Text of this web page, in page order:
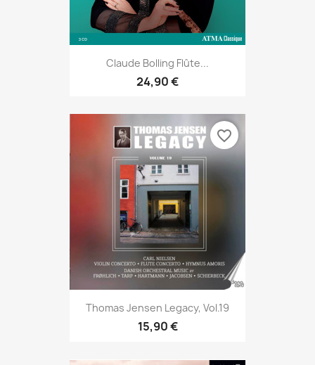
Claude Bolling Flûte...
24,90 €
Thomas Jensen Legacy, Vol.19
15,90 €
favorite_border